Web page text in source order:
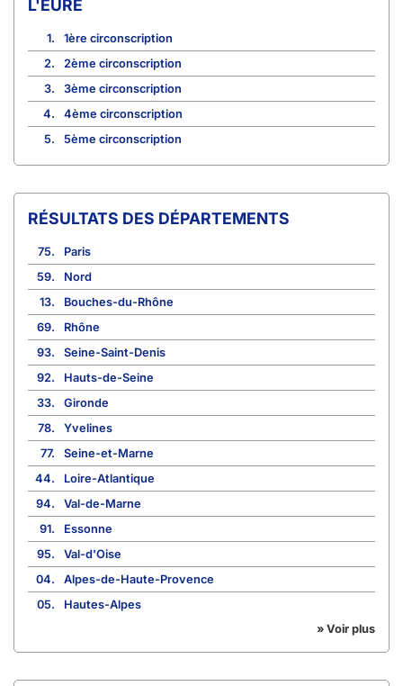
L'EURE
1.
1ère circonscription
2.
2ème circonscription
3.
3ème circonscription
4.
4ème circonscription
5.
5ème circonscription
RÉSULTATS DES DÉPARTEMENTS
75.
Paris
59.
Nord
13.
Bouches-du-Rhône
69.
Rhône
93.
Seine-Saint-Denis
92.
Hauts-de-Seine
33.
Gironde
78.
Yvelines
77.
Seine-et-Marne
44.
Loire-Atlantique
94.
Val-de-Marne
91.
Essonne
95.
Val-d'Oise
04.
Alpes-de-Haute-Provence
05.
Hautes-Alpes
» Voir plus